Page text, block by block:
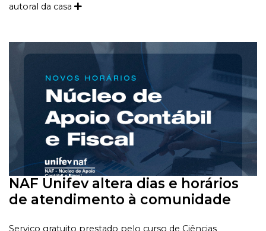
autoral da casa
NAF Unifev altera dias e horários
de atendimento à comunidade
Serviço gratuito prestado pelo curso de Ciências